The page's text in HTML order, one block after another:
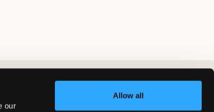
our
Allow all